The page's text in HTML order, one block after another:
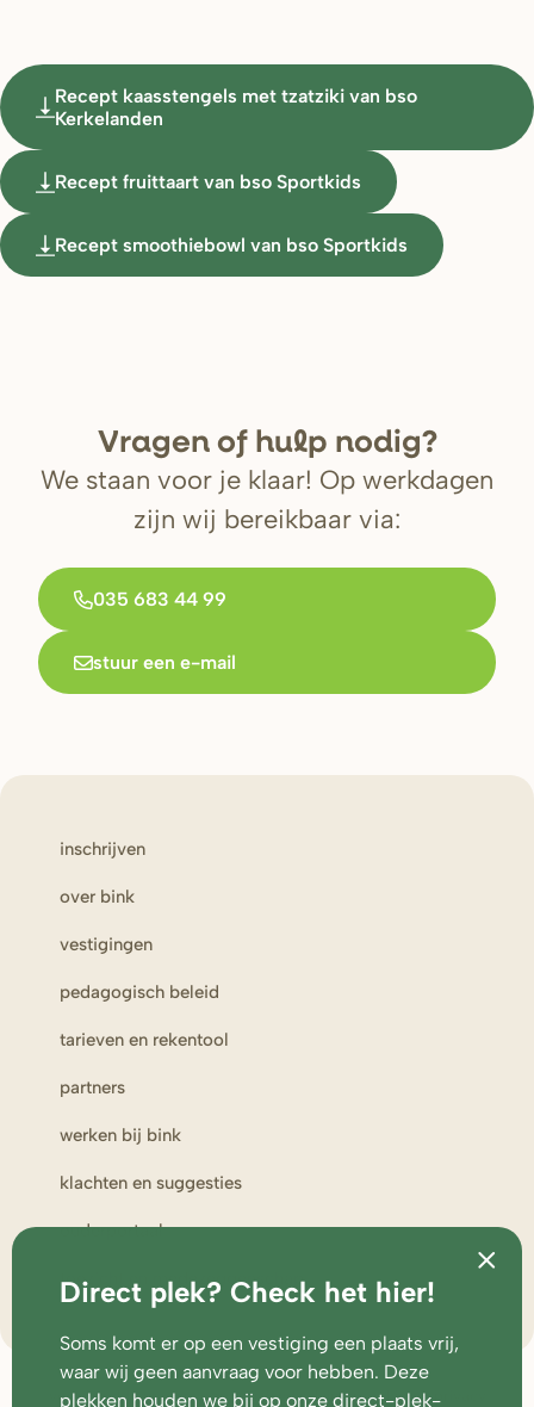
Direct plek? Check het hier!
Soms komt er op een vestiging een plaats vrij,
waar wij geen aanvraag voor hebben. Deze
plekken houden we bij op onze direct-plek-
Recept kaasstengels met tzatziki van bso
Kerkelanden
Recept fruittaart van bso Sportkids
Recept smoothiebowl van bso Sportkids
Vragen of hulp nodig?
We staan voor je klaar! Op werkdagen
zijn wij bereikbaar via:
035 683 44 99
stuur een e-mail
inschrijven
over bink
vestigingen
pedagogisch beleid
tarieven en rekentool
partners
werken bij bink
klachten en suggesties
ouderportaal
toezicht en medezeggenschap
veelgestelde vragenvoorwaarden disclaimercookies & privacy